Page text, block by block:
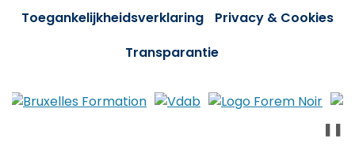
Toegankelijkheidsverklaring
Privacy & Cookies
Transparantie
❚❚